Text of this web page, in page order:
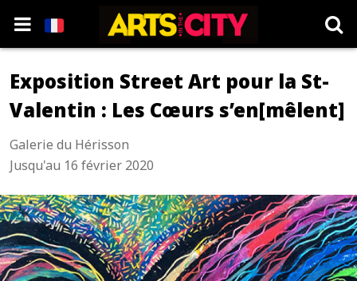
Exposition Street Art pour la St-
Valentin : Les Cœurs s’en[mêlent]
Galerie du Hérisson
Jusqu'au 16 février 2020